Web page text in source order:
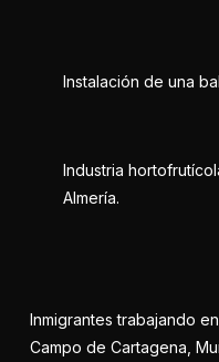
Instalación de una
Industria
Almería.
Inmigrantes trabajando
Campo de Cartagena,